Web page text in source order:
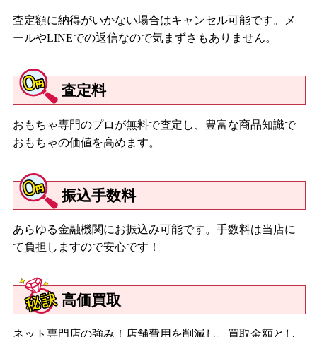
査定額に納得がいかない場合はキャンセル可能です。メ
ールやLINEでの返信なので気まずさもありません。
査定料
おもちゃ専門のプロが無料で査定し、豊富な商品知識で
おもちゃの価値を高めます。
振込手数料
あらゆる金融機関にお振込み可能です。手数料は当店に
て負担しますので安心です！
高価買取
ネット専門店の強み！店舗費用を削減し、買取金額とし